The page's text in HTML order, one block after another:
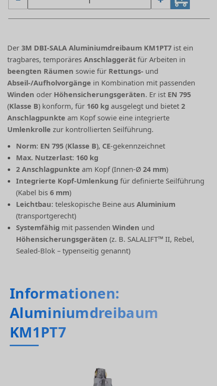
Der3M DBI-SALA Aluminiumdreibaum KM1PT7 ist ein
tragbares, temporäresAnschlaggerät für Arbeiten in
beengten Räumen sowie für Rettungs- und
Abseil-/Aufholvorgänge in Kombination mit passenden
Winden oder Höhensicherungsgeräten. Er ist EN 795
(Klasse B) konform, für 160 kg ausgelegt und bietet2
Anschlagpunkte am Kopf sowie eine integrierte
Umlenkrolle zur kontrollierten Seilführung.
Norm: EN 795 (Klasse B), CE-gekennzeichnet
Max. Nutzerlast: 160 kg
2 Anschlagpunkte am Kopf (Innen-Ø24 mm)
Integrierte Kopf-Umlenkung für definierte Seilführung
(Kabel bis6 mm)
Leichtbau: teleskopische Beine ausAluminium
(transportgerecht)
Systemfähig mit passendenWinden und
Höhensicherungsgeräten (z. B. SALALIFT™ II, Rebel,
Sealed-Blok – typenseitig genannt)
Informationen:
Aluminiumdreibaum
KM1PT7